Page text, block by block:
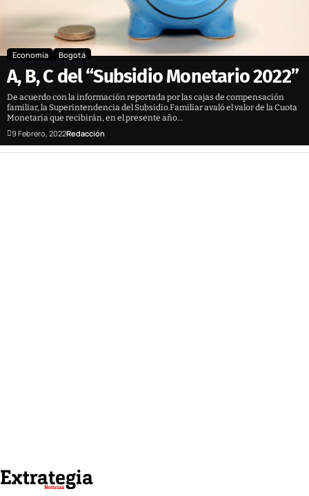
Economía Bogotá
A, B, C del “Subsidio Monetario 2022”
De acuerdo con la información reportada por las cajas de compensación
familiar, la Superintendencia del Subsidio Familiar avaló el valor de la Cuota
Monetaria que recibirán, en el presente año…
9 Febrero, 2022Redacción